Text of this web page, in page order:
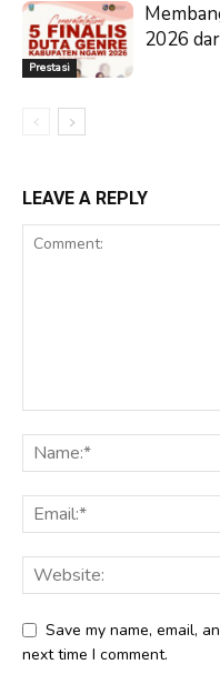
Prestasi
2026
LEAVE A REPLY
Save my name, email,
next time I comment.